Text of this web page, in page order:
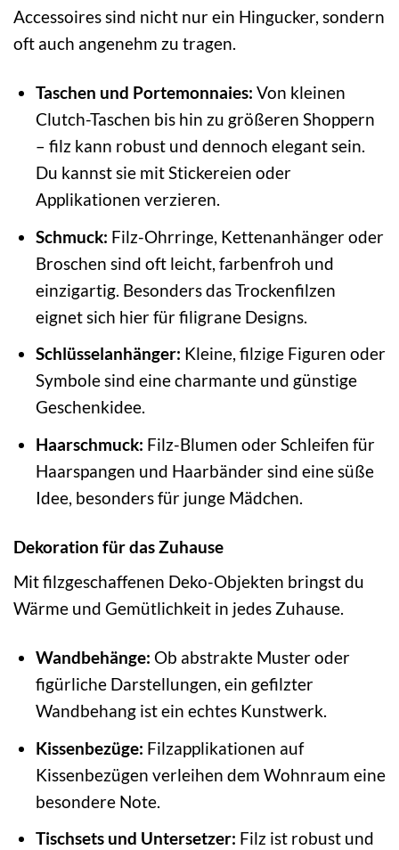
Accessoires sind nicht nur ein Hingucker, sondern
oft auch angenehm zu tragen.
Taschen und Portemonnaies: Von kleinen
Clutch-Taschen bis hin zu größeren Shoppern
– filz kann robust und dennoch elegant sein.
Du kannst sie mit Stickereien oder
Applikationen verzieren.
Schmuck: Filz-Ohrringe, Kettenanhänger oder
Broschen sind oft leicht, farbenfroh und
einzigartig. Besonders das Trockenfilzen
eignet sich hier für filigrane Designs.
Schlüsselanhänger: Kleine, filzige Figuren oder
Symbole sind eine charmante und günstige
Geschenkidee.
Haarschmuck: Filz-Blumen oder Schleifen für
Haarspangen und Haarbänder sind eine süße
Idee, besonders für junge Mädchen.
Dekoration für das Zuhause
Mit filzgeschaffenen Deko-Objekten bringst du
Wärme und Gemütlichkeit in jedes Zuhause.
Wandbehänge: Ob abstrakte Muster oder
figürliche Darstellungen, ein gefilzter
Wandbehang ist ein echtes Kunstwerk.
Kissenbezüge: Filzapplikationen auf
Kissenbezügen verleihen dem Wohnraum eine
besondere Note.
Tischsets und Untersetzer: Filz ist robust und